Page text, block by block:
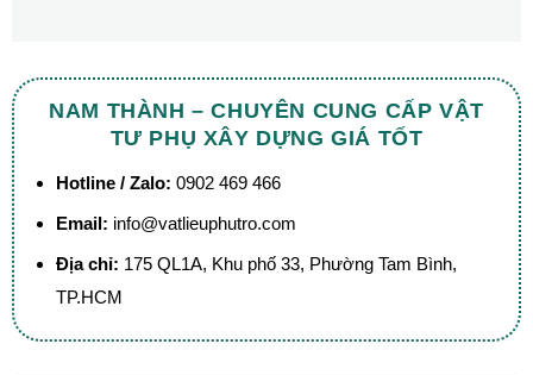
NAM THÀNH – CHUYÊN CUNG CẤP VẬT
TƯ PHỤ XÂY DỰNG GIÁ TỐT
Hotline / Zalo: 0902 469 466
Email: info@vatlieuphutro.com
Địa chỉ: 175 QL1A, Khu phố 33, Phường Tam Bình,
TP.HCM